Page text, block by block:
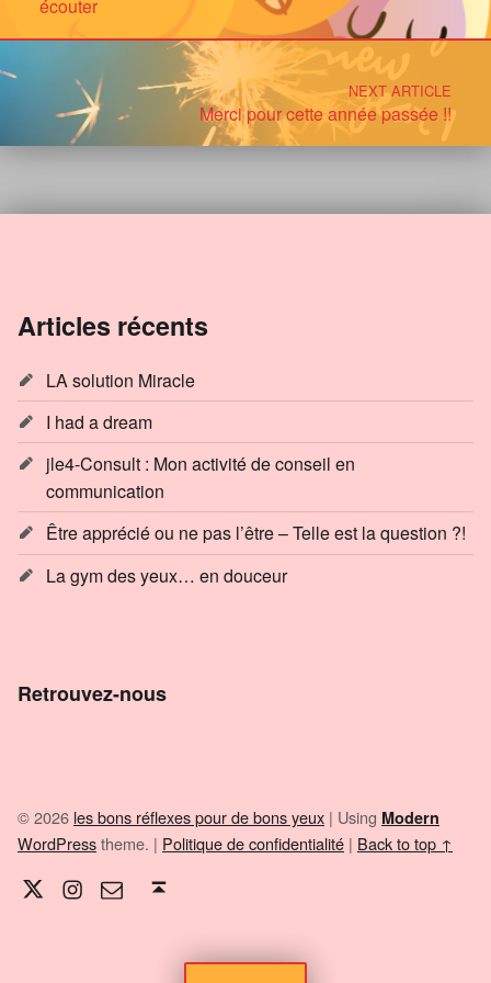
écouter
NEXT ARTICLE
Merci pour cette année passée !!
Articles récents
LA solution Miracle
I had a dream
jle4-Consult : Mon activité de conseil en
communication
Être apprécié ou ne pas l’être – Telle est la question ?!
La gym des yeux… en douceur
Retrouvez-nous
© 2026 les bons réflexes pour de bons yeux | Using Modern
WordPresstheme. | Politique de confidentialité | Back to top ↑